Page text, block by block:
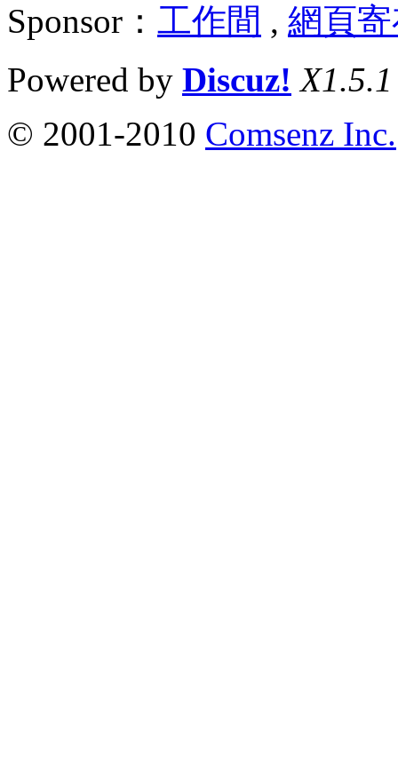
Sponsor： 工作間 , 網頁
Powered by Discuz! X1.5.1
© 2001-2010 Comsenz Inc.